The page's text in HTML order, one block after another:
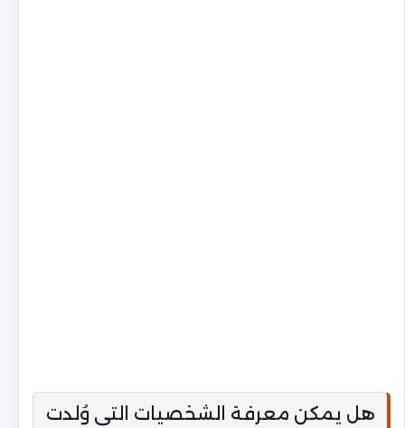
هل يمكن معرفة الشخصيات التي وُلدت